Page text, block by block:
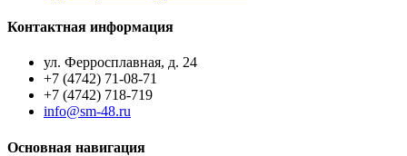
Контактная информация
ул. Ферросплавная, д. 24
+7 (4742) 71-08-71
+7 (4742) 718-719
info@sm-48.ru
Основная навигация